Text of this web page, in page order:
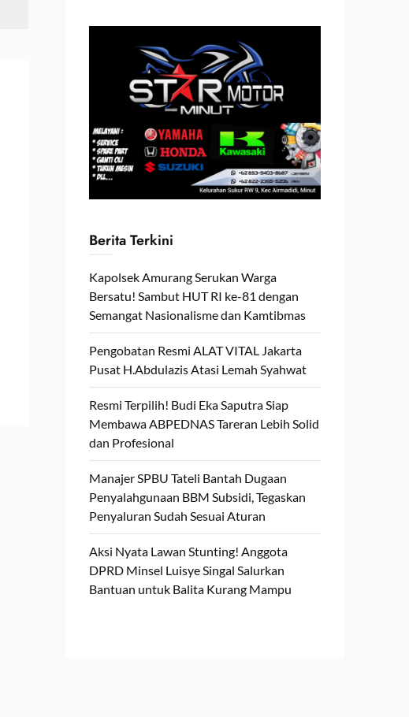
Berita Terkini
Kapolsek Amurang Serukan Warga
Bersatu! Sambut HUT RI ke-81 dengan
Semangat Nasionalisme dan Kamtibmas
Pengobatan Resmi ALAT VITAL Jakarta
Pusat H.Abdulazis Atasi Lemah Syahwat
Resmi Terpilih! Budi Eka Saputra Siap
Membawa ABPEDNAS Tareran Lebih Solid
dan Profesional
Manajer SPBU Tateli Bantah Dugaan
Penyalahgunaan BBM Subsidi, Tegaskan
Penyaluran Sudah Sesuai Aturan
Aksi Nyata Lawan Stunting! Anggota
DPRD Minsel Luisye Singal Salurkan
Bantuan untuk Balita Kurang Mampu